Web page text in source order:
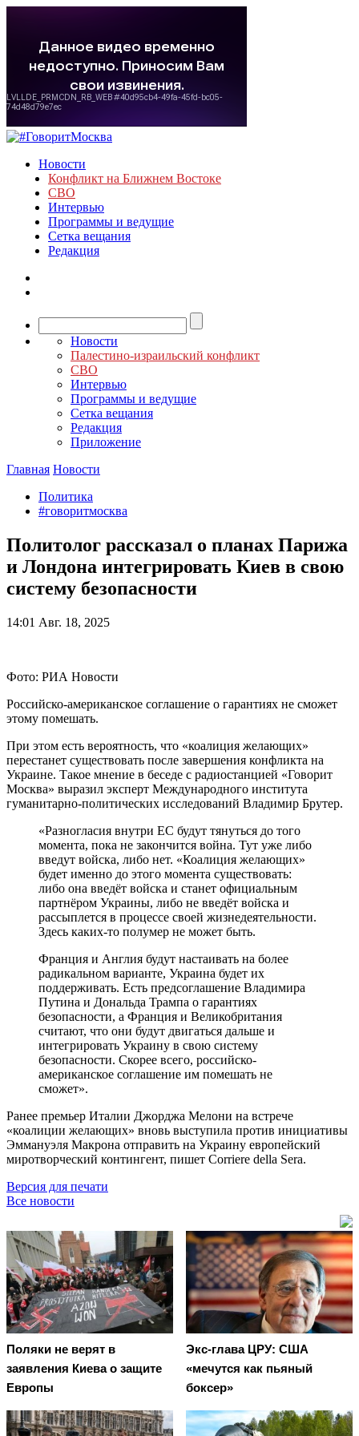
Новости
Конфликт на Ближнем Востоке
СВО
Интервью
Программы и ведущие
Сетка вещания
Редакция
Новости
Палестино-израильский конфликт
СВО
Интервью
Программы и ведущие
Сетка вещания
Редакция
Приложение
Главная Новости
Политика
#говоритмосква
Политолог рассказал о планах Парижа
и Лондона интегрировать Киев в свою
систему безопасности
14:01 Авг. 18, 2025
Фото: РИА Новости
Российско-американское соглашение о гарантиях не сможет
этому помешать.
При этом есть вероятность, что «коалиция желающих»
перестанет существовать после завершения конфликта на
Украине. Такое мнение в беседе с радиостанцией «Говорит
Москва» выразил эксперт Международного института
гуманитарно-политических исследований Владимир Брутер.
«Разногласия внутри ЕС будут тянуться до того
момента, пока не закончится война. Тут уже либо
введут войска, либо нет. «Коалиция желающих»
будет именно до этого момента существовать:
либо она введёт войска и станет официальным
партнёром Украины, либо не введёт войска и
рассыплется в процессе своей жизнедеятельности.
Здесь каких-то полумер не может быть.
Франция и Англия будут настаивать на более
радикальном варианте, Украина будет их
поддерживать. Есть предсоглашение Владимира
Путина и Дональда Трампа о гарантиях
безопасности, а Франция и Великобритания
считают, что они будут двигаться дальше и
интегрировать Украину в свою систему
безопасности. Скорее всего, российско-
американское соглашение им помешать не
сможет».
Ранее премьер Италии Джорджа Мелони на встрече
«коалиции желающих» вновь выступила против инициативы
Эммануэля Макрона отправить на Украину европейский
миротворческий контингент, пишет Corriere della Sera.
Версия для печати
Все новости
Поляки не верят в
заявления Киева о защите
Европы
Экс-глава ЦРУ: США
«мечутся как пьяный
боксер»